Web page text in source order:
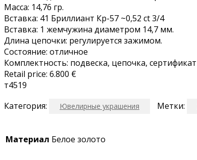
Массa: 14,76 гр.
Вcтавкa: 41 Бриллиант Кр-57 ~0,52 сt 3/4
Вставка: 1 жемчужина диаметром 14,7 мм.
Длина цепочки: регулируется зажимом.
Состояние: отличное
Комплектность: подвеска, цепочка, сертификат
Retail price: 6.800 €
т4519
Категория:
Ювелирные украшения Метки:
Материал Белое золото